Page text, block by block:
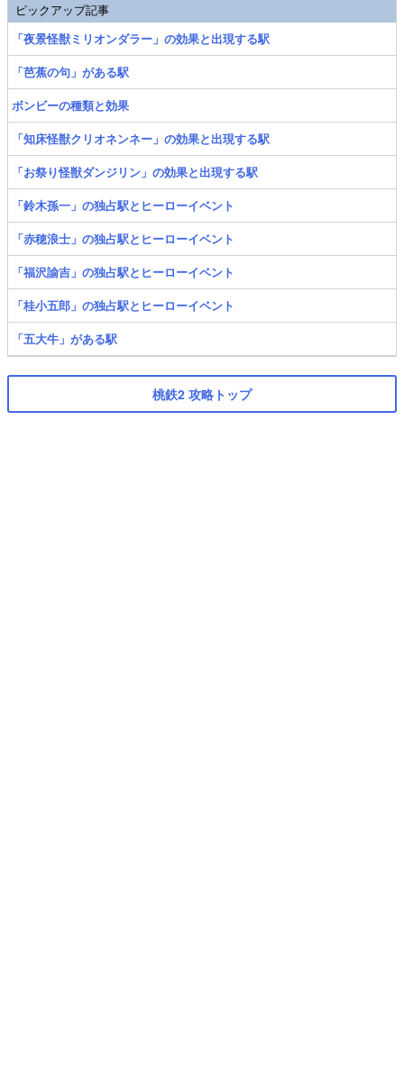
ピックアップ記事
「夜景怪獣ミリオンダラー」の効果と出現する駅
「芭蕉の句」がある駅
ボンビーの種類と効果
「知床怪獣クリオネンネー」の効果と出現する駅
「お祭り怪獣ダンジリン」の効果と出現する駅
「鈴木孫一」の独占駅とヒーローイベント
「赤穂浪士」の独占駅とヒーローイベント
「福沢諭吉」の独占駅とヒーローイベント
「桂小五郎」の独占駅とヒーローイベント
「五大牛」がある駅
桃鉄2 攻略トップ